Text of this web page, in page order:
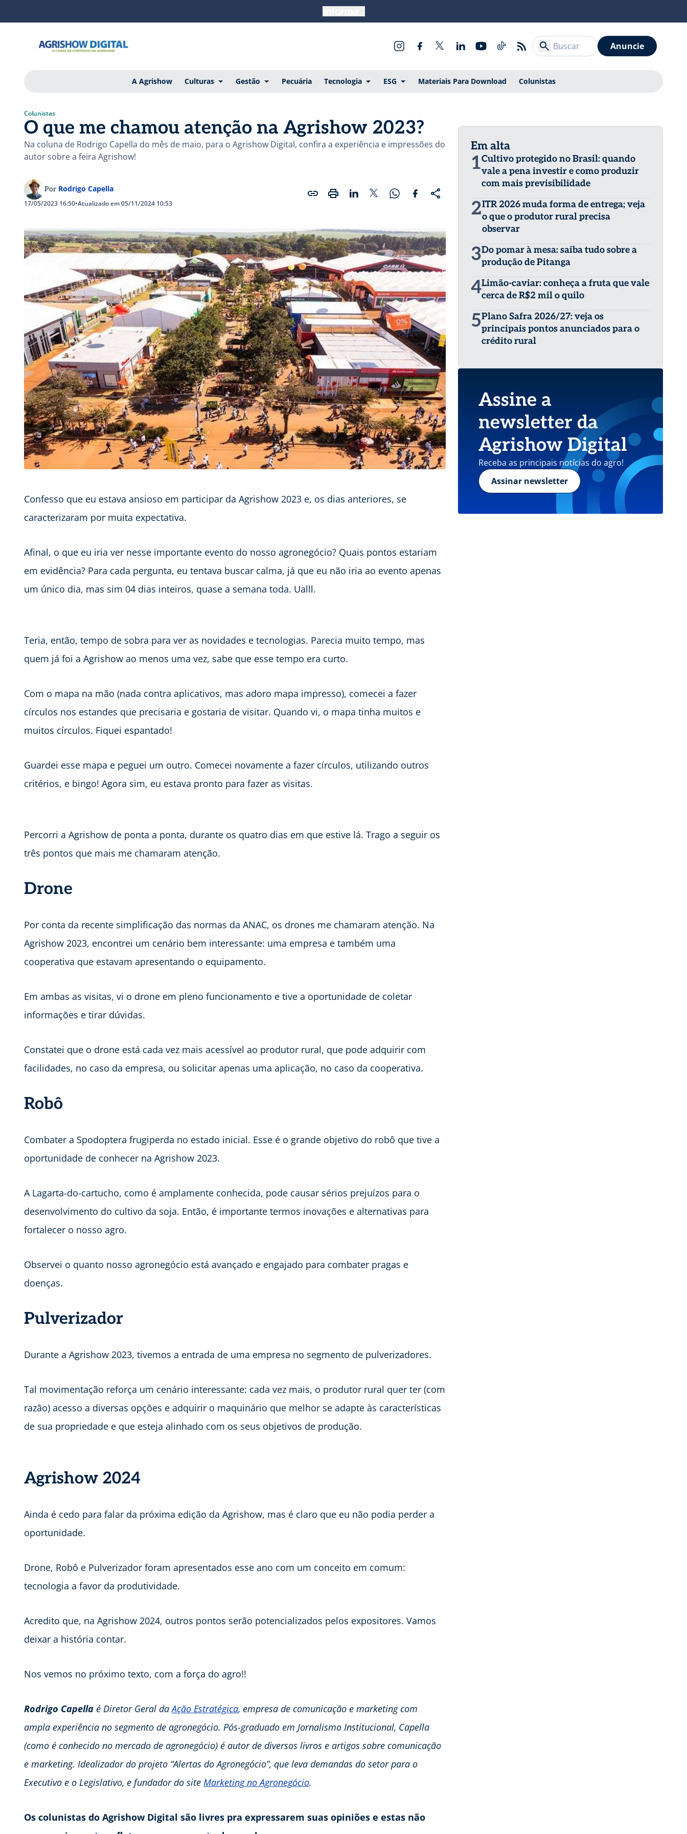
Anuncie
A Agrishow Culturas Gestão Pecuária Tecnologia ESG Materiais Para Download Colunistas
Colunistas
O que me chamou atenção na Agrishow 2023?
Na coluna de Rodrigo Capella do mês de maio, para o Agrishow Digital, confira a experiência e impressões do
autor sobre a feira Agrishow!
Por Rodrigo Capella
17/05/2023 16:50•Atualizado em 05/11/2024 10:53
Confesso que eu estava ansioso em participar da Agrishow 2023 e, os dias anteriores, se
caracterizaram por muita expectativa.
Afinal, o que eu iria ver nesse importante evento do nosso agronegócio? Quais pontos estariam
em evidência? Para cada pergunta, eu tentava buscar calma, já que eu não iria ao evento apenas
um único dia, mas sim 04 dias inteiros, quase a semana toda. Ualll.
Teria, então, tempo de sobra para ver as novidades e tecnologias. Parecia muito tempo, mas
quem já foi a Agrishow ao menos uma vez, sabe que esse tempo era curto.
Com o mapa na mão (nada contra aplicativos, mas adoro mapa impresso), comecei a fazer
círculos nos estandes que precisaria e gostaria de visitar. Quando vi, o mapa tinha muitos e
muitos círculos. Fiquei espantado!
Guardei esse mapa e peguei um outro. Comecei novamente a fazer círculos, utilizando outros
critérios, e bingo! Agora sim, eu estava pronto para fazer as visitas.
Percorri a Agrishow de ponta a ponta, durante os quatro dias em que estive lá. Trago a seguir os
três pontos que mais me chamaram atenção.
Drone
Por conta da recente simplificação das normas da ANAC, os drones me chamaram atenção. Na
Agrishow 2023, encontrei um cenário bem interessante: uma empresa e também uma
cooperativa que estavam apresentando o equipamento.
Em ambas as visitas, vi o drone em pleno funcionamento e tive a oportunidade de coletar
informações e tirar dúvidas.
Constatei que o drone está cada vez mais acessível ao produtor rural, que pode adquirir com
facilidades, no caso da empresa, ou solicitar apenas uma aplicação, no caso da cooperativa.
Robô
Combater a Spodoptera frugiperda no estado inicial. Esse é o grande objetivo do robô que tive a
oportunidade de conhecer na Agrishow 2023.
A Lagarta-do-cartucho, como é amplamente conhecida, pode causar sérios prejuízos para o
desenvolvimento do cultivo da soja. Então, é importante termos inovações e alternativas para
fortalecer o nosso agro.
Observei o quanto nosso agronegócio está avançado e engajado para combater pragas e
doenças.
Pulverizador
Durante a Agrishow 2023, tivemos a entrada de uma empresa no segmento de pulverizadores.
Tal movimentação reforça um cenário interessante: cada vez mais, o produtor rural quer ter (com
razão) acesso a diversas opções e adquirir o maquinário que melhor se adapte às características
de sua propriedade e que esteja alinhado com os seus objetivos de produção.
Agrishow 2024
Ainda é cedo para falar da próxima edição da Agrishow, mas é claro que eu não podia perder a
oportunidade.
Drone, Robô e Pulverizador foram apresentados esse ano com um conceito em comum:
tecnologia a favor da produtividade.
Acredito que, na Agrishow 2024, outros pontos serão potencializados pelos expositores. Vamos
deixar a história contar.
Nos vemos no próximo texto, com a força do agro!!
Rodrigo Capella é Diretor Geral daAção Estratégica, empresa de comunicação e marketing com
ampla experiência no segmento de agronegócio. Pós-graduado em Jornalismo Institucional, Capella
(como é conhecido no mercado de agronegócio) é autor de diversos livros e artigos sobre comunicação
e marketing. Idealizador do projeto “Alertas do Agronegócio”, que leva demandas do setor para o
Executivo e o Legislativo, e fundador do site Marketing no Agronegócio.
Os colunistas do Agrishow Digital são livres pra expressarem suas opiniões e estas não
Em alta
1Cultivo protegido no Brasil: quando
vale a pena investir e como produzir
com mais previsibilidade
2ITR 2026 muda forma de entrega; veja
o que o produtor rural precisa
observar
3Do pomar à mesa: saiba tudo sobre a
produção de Pitanga
4Limão-caviar: conheça a fruta que vale
cerca de R$2 mil o quilo
5Plano Safra 2026/27: veja os
principais pontos anunciados para o
crédito rural
Assine a
newsletter da
Agrishow Digital
Receba as principais notícias do agro!
Assinar newsletter